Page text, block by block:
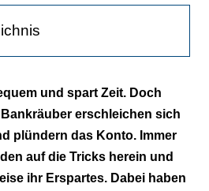
und spart Zeit. Doch
erschleichen sich
plündern das Konto. Immer
auf die Tricks herein und
ihr Erspartes. Dabei haben